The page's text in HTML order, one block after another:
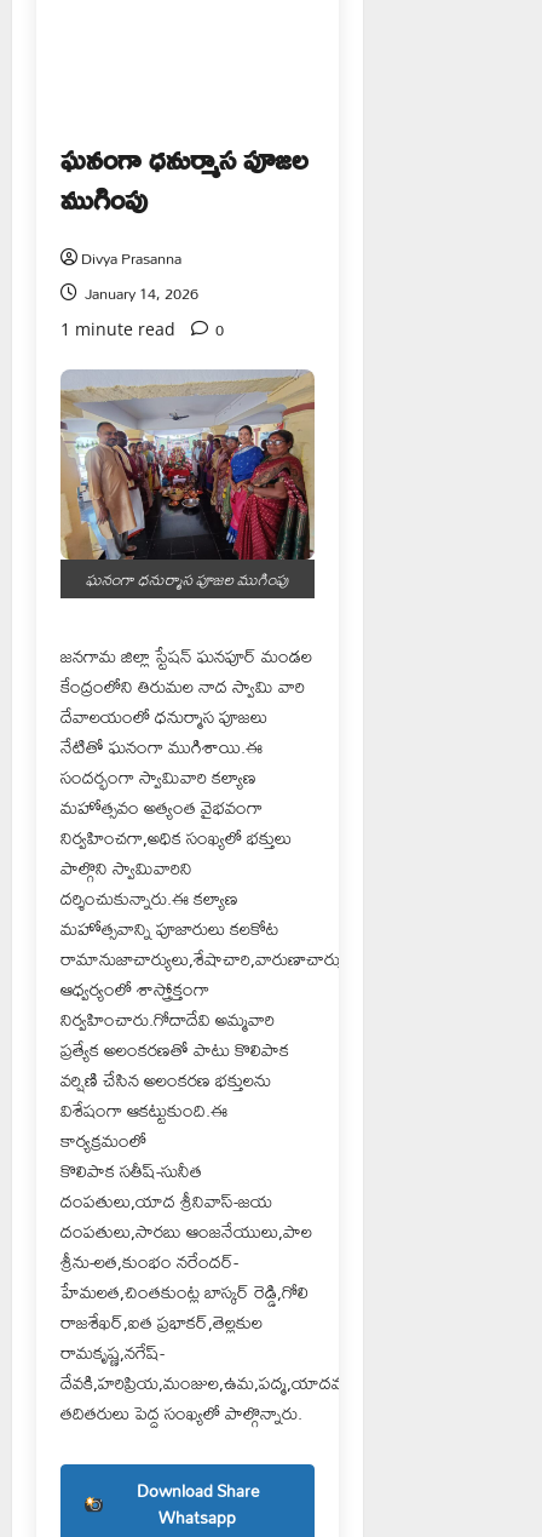
ఘనంగా ధనుర్మాస పూజల
ముగింపు
Divya Prasanna
January 14, 2026
1 minute read 0
ఘనంగా ధనుర్మాస పూజల ముగింపు
జనగామ జిల్లా స్టేషన్ ఘనపూర్ మండల
కేంద్రంలోని తిరుమల నాద స్వామి వారి
దేవాలయంలో ధనుర్మాస పూజలు
నేటితో ఘనంగా ముగిశాయి.ఈ
సందర్భంగా స్వామివారి కల్యాణ
మహోత్సవం అత్యంత వైభవంగా
నిర్వహించగా,అధిక సంఖ్యలో భక్తులు
పాల్గొని స్వామివారిని
దర్శించుకున్నారు.ఈ కల్యాణ
మహోత్సవాన్ని పూజారులు కలకోట
రామానుజాచార్యులు,శేషాచారి,వారుణాచార్యులు
ఆధ్వర్యంలో శాస్త్రోక్తంగా
నిర్వహించారు.గోదాదేవి అమ్మవారి
ప్రత్యేక అలంకరణతో పాటు కొలిపాక
వర్షిణి చేసిన అలంకరణ భక్తులను
విశేషంగా ఆకట్టుకుంది.ఈ
కార్యక్రమంలో
కొలిపాక సతీష్-సునీత
దంపతులు,యాద శ్రీనివాస్-జయ
దంపతులు,సారబు ఆంజనేయులు,పాల
శ్రీను-లత,కుంభం నరేందర్-
హేమలత,చింతకుంట్ల బాస్కర్ రెడ్డి,గోలి
రాజశేఖర్,ఐత ప్రభాకర్,తెల్లకుల
రామకృష్ణ,నగేష్-
తదితరులు పెద్ద సంఖ్యలో పాల్గొన్నారు.
Download Share
Whatsapp